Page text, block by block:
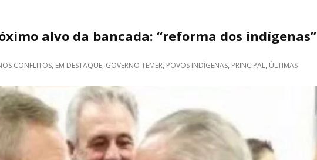
alvo da bancada: “reforma dos indígenas”
CONFLITOS, EM DESTAQUE, GOVERNO TEMER, POVOS INDÍGENAS, PRINCIPAL, ÚLTIMAS